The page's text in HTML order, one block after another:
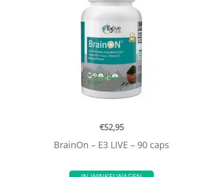
€52,95
BrainOn – E3 LIVE – 90 caps